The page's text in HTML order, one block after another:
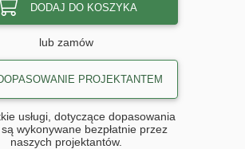
DODAJ DO KOSZYKA
lub zamów
PROJEKTANTEM
usługi, dotyczące dopasowania
wykonywane bezpłatnie przez
naszych projektantów.